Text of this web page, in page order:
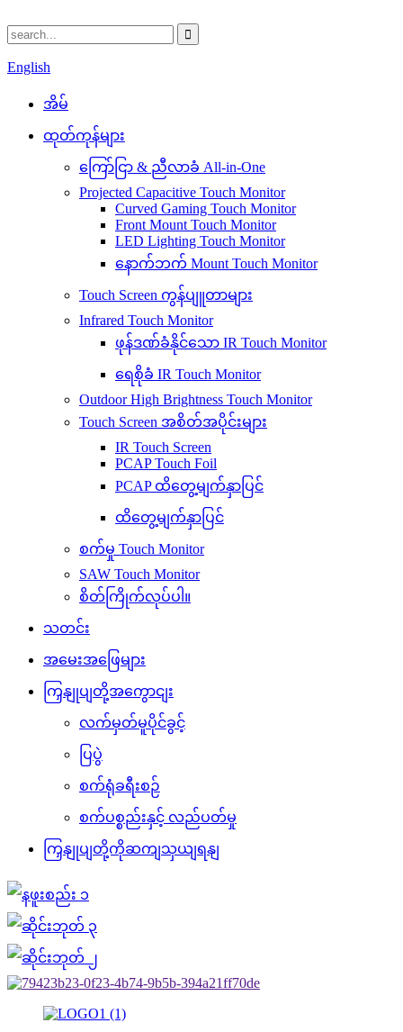
English
အိမ်
ထုတ်ကုန်များ
ကြော်ငြာ & ညီလာခံ All-in-One
Projected Capacitive Touch Monitor
Curved Gaming Touch Monitor
Front Mount Touch Monitor
LED Lighting Touch Monitor
နောက်ဘက် Mount Touch Monitor
Touch Screen ကွန်ပျူတာများ
Infrared Touch Monitor
ဖုန်ဒဏ်ခံနိုင်သော IR Touch Monitor
ရေစိုခံ IR Touch Monitor
Outdoor High Brightness Touch Monitor
Touch Screen အစိတ်အပိုင်းများ
IR Touch Screen
PCAP Touch Foil
PCAP ထိတွေ့မျက်နှာပြင်
ထိတွေ့မျက်နှာပြင်
စက်မှု Touch Monitor
SAW Touch Monitor
စိတ်ကြိုက်လုပ်ပါ။
သတင်း
အမေးအဖြေများ
ကြှနျုပျတို့အကွောငျး
လက်မှတ်မူပိုင်ခွင့်
ပြပွဲ
စက်ရုံခရီးစဉ်
စက်ပစ္စည်းနှင့် လည်ပတ်မှု
ကြှနျုပျတို့ကိုဆကျသှယျရနျ